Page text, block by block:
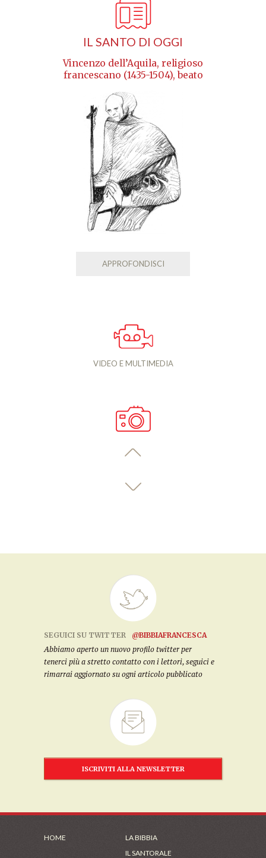
IL SANTO DI OGGI
Vincenzo dell’Aquila, religioso
francescano (1435-1504), beato
APPROFONDISCI
VIDEO E MULTIMEDIA
SEGUICI SU TWITTER
@BIBBIAFRANCESCA
Abbiamo aperto un nuovo profilo twitter per
tenerci più a stretto contatto con i lettori, seguici e
rimarrai aggiornato su ogni articolo pubblicato
ISCRIVITI ALLA NEWSLETTER
HOME
LA BIBBIA
IL SANTORALE